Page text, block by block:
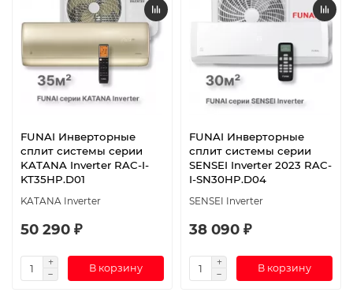
FUNAI Инверторные
сплит системы серии
KATANA Inverter RAC-I-
KT35HP.D01
KATANA Inverter
50 290 ₽
В корзину
FUNAI Инверторные
сплит системы серии
SENSEI Inverter 2023 RAC-
I-SN30HP.D04
SENSEI Inverter
38 090 ₽
В корзину